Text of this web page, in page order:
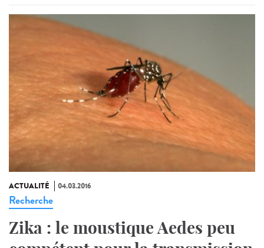
ACTUALITÉ 04.03.2016
Recherche
Zika : le moustique Aedes peu